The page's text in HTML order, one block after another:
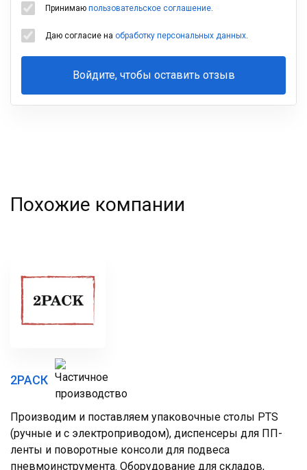
Принимаю пользовательское соглашение.
Даю согласие на обработку персональных данных.
Войдите, чтобы оставить отзыв
Ваша
Похожие компании
2РАСК
Производим и поставляем упаковочные столы PTS
(ручные и с электроприводом), диспенсеры для ПП-
ленты и поворотные консоли для подвеса
пневмоинструмента. Оборудование для складов,